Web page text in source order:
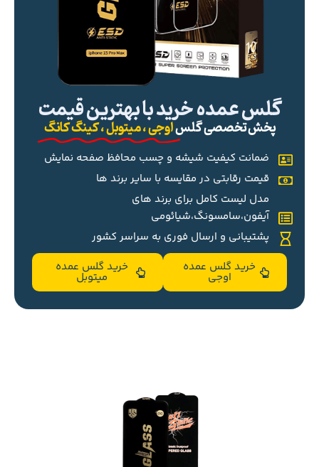
گلس عمده خرید با بهترین قیمت
پخش تخصصی گلساوجی ، میتوبل ، کینگ کانگ
ضمانت کیفیت شیشه و چسب محافظ صفحه نمایش
قیمت رقابتی در مقایسه با سایر برند ها
مدل لیست کامل برای برند های
آیفون،سامسونگ،شیائومی
پشتیبانی و ارسال فوری به سراسر کشور
خرید گلس عمده
اوجی
خرید گلس عمده
میتوبل